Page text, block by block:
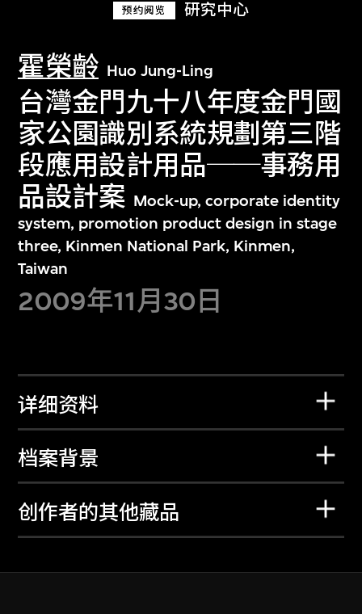
预约阅览 研究中心
霍榮齡 Huo Jung-Ling
台灣金門九十八年度金門國
家公園識別系統規劃第三階
段應用設計用品──事務用
品設計案 Mock-up, corporate identity
system, promotion product design in stage
three, Kinmen National Park, Kinmen,
Taiwan
2009年11月30日
详细资料
档案背景
创作者的其他藏品
探索世界顶级的二十及二十一世纪视觉
文化藏品。